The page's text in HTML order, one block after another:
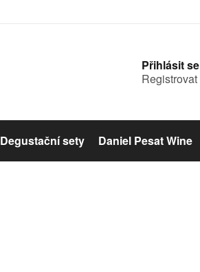
Přihlásit se
Registrovat
Degustační sety Daniel Pesat Wine